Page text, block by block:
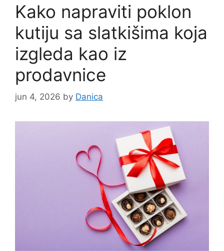
Kako napraviti poklon
kutiju sa slatkišima koja
izgleda kao iz
prodavnice
jun 4, 2026 by Danica